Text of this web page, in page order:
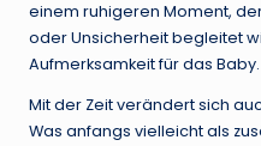
einem ruhigeren Moment,
oder Unsicherheit begleitet
Aufmerksamkeit für das Baby.
Mit der Zeit verändert sich
Was anfangs vielleicht als